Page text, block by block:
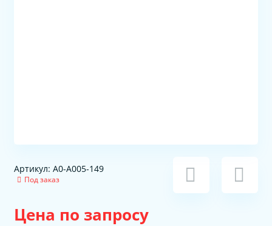
Артикул: A0-A005-149
Под заказ
Цена по запросу